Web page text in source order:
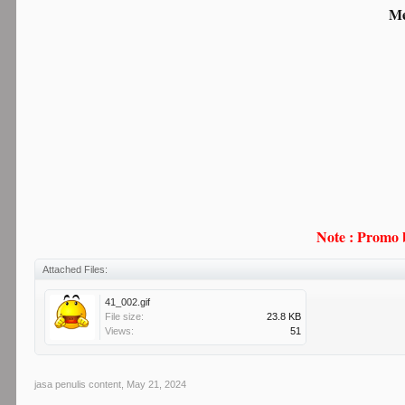
Note : Promo
Attached Files:
41_002.gif
File size:
23.8 KB
Views:
51
jasa penulis content May 21, 2024